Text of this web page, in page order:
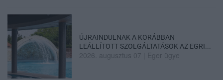
ÚJRAINDULNAK A KORÁBBAN
LEÁLLÍTOTT SZOLGÁLTATÁSOK AZ EGRI...
2026. augusztus 07 Eger ügye